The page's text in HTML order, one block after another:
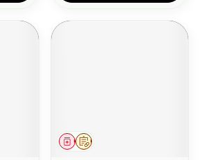
Op voorschrift
Geneesmiddel